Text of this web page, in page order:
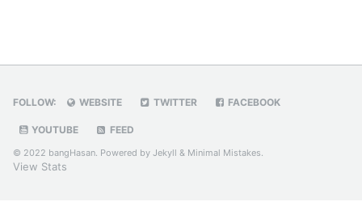
FOLLOW: WEBSITE TWITTER FACEBOOK
YOUTUBE FEED
© 2022 bangHasan. Powered by Jekyll & Minimal Mistakes.
View Stats